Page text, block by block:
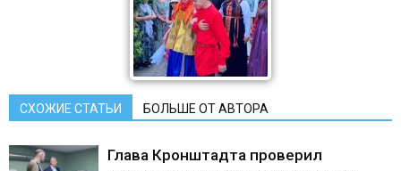
СХОЖИЕ СТАТЬИ БОЛЬШЕ ОТ АВТОРА
Глава Кронштадта проверил